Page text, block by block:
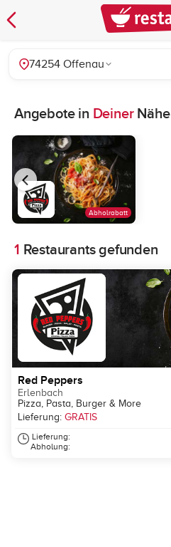
74254 Offenau
Angebote in DeinerNähe
Abholrabatt
1 Restaurants gefunden
Red Peppers
Erlenbach
Pizza, Pasta, Burger & More
Lieferung: GRATIS
Lieferung:
Abholung: